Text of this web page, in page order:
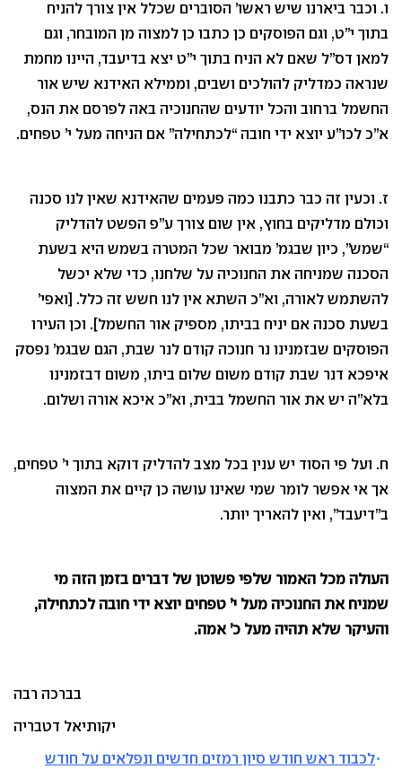
ו. וכבר ביארנו שיש ראשו’ הסוברים שכלל אין צורך להניח
בתוך י”ט, וגם הפוסקים כן כתבו כן למצוה מן המובחר, וגם
למאן דס”ל שאם לא הניח בתוך י”ט יצא בדיעבד, היינו מחמת
שנראה כמדליק להולכים ושבים, וממילא האידנא שיש אור
החשמל ברחוב והכל יודעים שהחנוכיה באה לפרסם את הנס,
א”כ לכו”ע יוצא ידי חובה “לכתחילה” אם הניחה מעל י’ טפחים.
ז. וכעין זה כבר כתבנו כמה פעמים שהאידנא שאין לנו סכנה
וכולם מדליקים בחוץ, אין שום צורך ע”פ הפשט להדליק
“שמש”, כיון שבגמ’ מבואר שכל המטרה בשמש היא בשעת
הסכנה שמניחה את החנוכיה על שלחנו, כדי שלא יכשל
להשתמש לאורה, וא”כ השתא אין לנו חשש זה כלל. [ואפי’
בשעת סכנה אם יניח בביתו, מספיק אור החשמל]. וכן העירו
הפוסקים שבזמנינו נר חנוכה קודם לנר שבת, הגם שבגמ’ נפסק
איפכא דנר שבת קודם משום שלום ביתו, משום דבזמנינו
בלא”ה יש את אור החשמל בבית, וא”כ איכא אורה ושלום.
ח. ועל פי הסוד יש ענין בכל מצב להדליק דוקא בתוך י’ טפחים,
אך אי אפשר לומר שמי שאינו עושה כן קיים את המצוה
ב”דיעבד”, ואין להאריך יותר.
העולה מכל האמור שלפי פשוטן של דברים בזמן הזה מי
שמניח את החנוכיה מעל י’ טפחים יוצא ידי חובה לכתחילה,
והעיקר שלא תהיה מעל כ’ אמה.
בברכה רבה
יקותיאל דטבריה
לכבוד ראש חודש סיון רמזים חדשים ונפלאים על חודש